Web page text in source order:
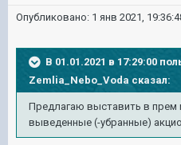
Опубликовано: 1 янв 2021,
В 01.01.2021 в 17:29:00
Zemlia_Nebo_Voda сказал:
Предлагаю выставить в прем
выведенные (-убранные)